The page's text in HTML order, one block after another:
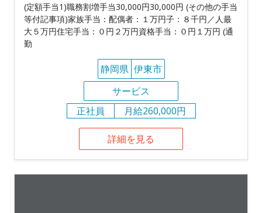
(定額手当1)職務割増手当30,000円30,000円 (その他の手当
等付記事項)家族手当：配偶者：１万円子：８千円／人最
大５万円住宅手当：０円２万円資格手当：０円１万円 (通
勤
静岡県 伊東市
サービス
正社員
月給260,000円
詳細を見る